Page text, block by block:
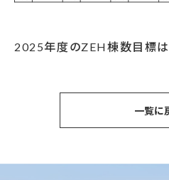
2025年度のZEH棟数目標は
一覧に